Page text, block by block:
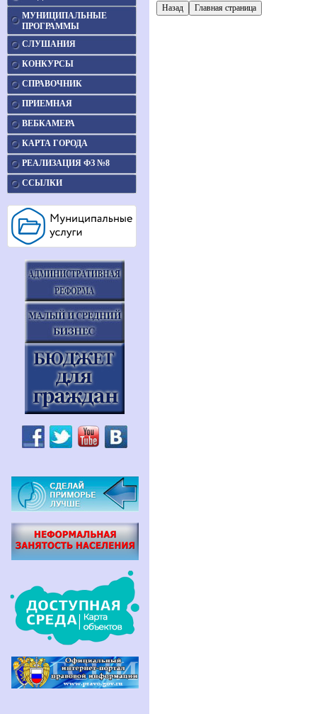
МУНИЦИПАЛЬНЫЕ
ПРОГРАММЫ
СЛУШАНИЯ
КОНКУРСЫ
СПРАВОЧНИК
ПРИЕМНАЯ
ВЕБКАМЕРА
КАРТА ГОРОДА
РЕАЛИЗАЦИЯ ФЗ №8
ССЫЛКИ